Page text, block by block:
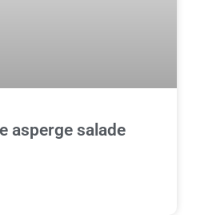
asperge salade